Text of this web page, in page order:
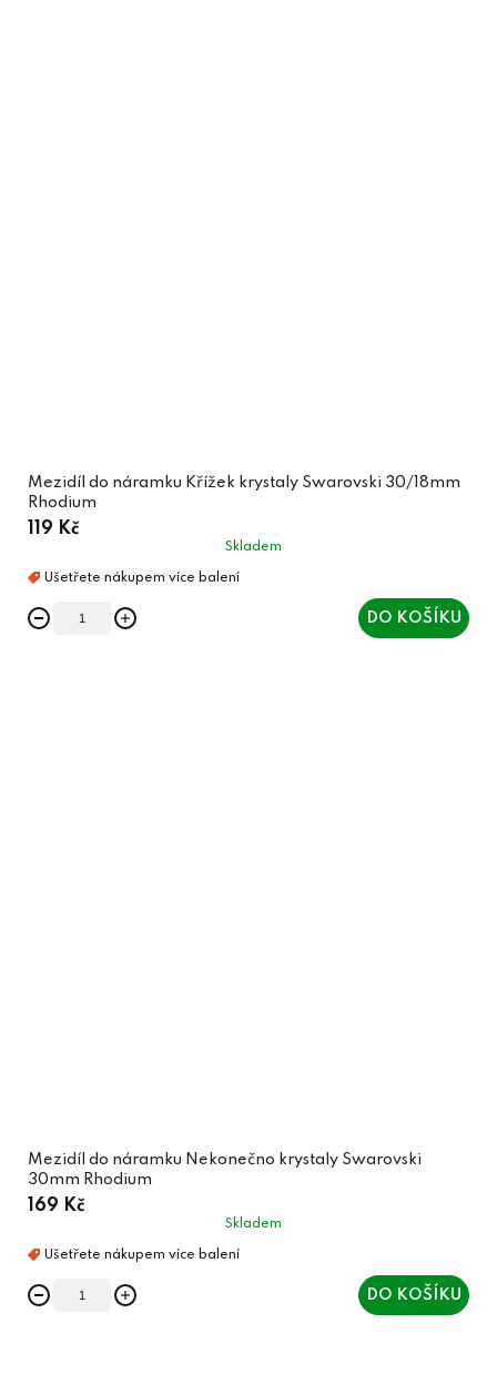
Mezidíl do náramku Křížek krystaly Swarovski 30/18mm
Rhodium
119 Kč
Skladem
DO KOŠÍKU
Mezidíl do náramku Nekonečno krystaly Swarovski
30mm Rhodium
169 Kč
Skladem
DO KOŠÍKU